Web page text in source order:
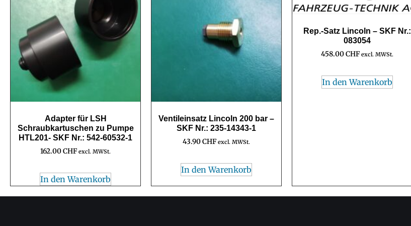
Adapter für LSH
Schraubkartuschen zu Pumpe
HTL201- SKF Nr.: 542-60532-1
162.00CHF excl. MWSt.
In den Warenkorb
Ventileinsatz Lincoln 200 bar –
SKF Nr.: 235-14343-1
43.90CHF excl. MWSt.
In den Warenkorb
Rep.-Satz Lincoln – SKF Nr.:
083054
458.00CHF excl. MWSt.
In den Warenkorb